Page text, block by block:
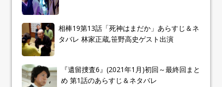
相棒19第13話「死神はまだか」あらすじ＆ネ
タバレ 林家正蔵,笹野高史ゲスト出演
『遺留捜査6』(2021年1月)初回～最終回まと
め 第1話のあらすじ＆ネタバレ